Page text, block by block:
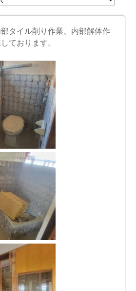
タイル削り作業、内部解体作
ております。